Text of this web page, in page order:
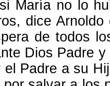
María no lo
dice
de todos
Dios Padre
el Padre a su